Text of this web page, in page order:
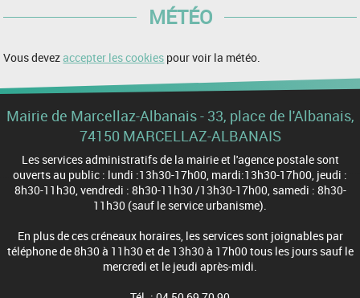
MÉTÉO
Vous devezaccepter les cookies pour voir la météo.
Mairie de Marcellaz-Albanais - 33, place de l'Albanais,
74150 MARCELLAZ-ALBANAIS
Les services administratifs de la mairie et l'agence postale sont
ouverts au public : lundi :13h30-17h00, mardi:13h30-17h00, jeudi :
8h30-11h30, vendredi : 8h30-11h30 /13h30-17h00, samedi : 8h30-
11h30 (sauf le service urbanisme).
En plus de ces créneaux horaires, les services sont joignables par
téléphone de 8h30 à 11h30 et de 13h30 à 17h00 tous les jours sauf le
mercredi et le jeudi après-midi.